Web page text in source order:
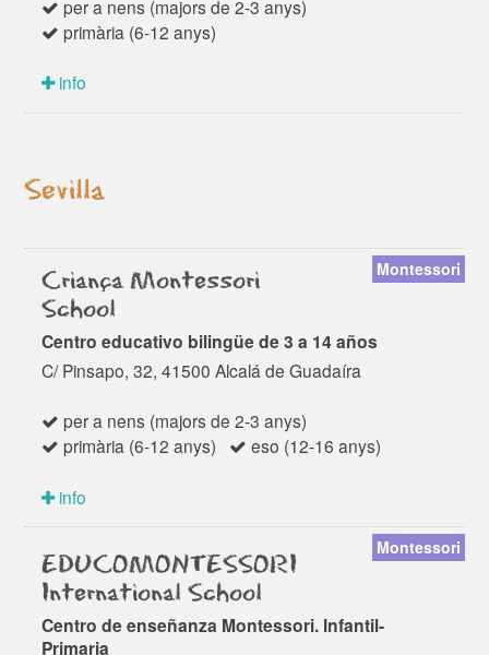
per a nens (majors de 2-3 anys)
primària (6-12 anys)
info
Sevilla
Criança Montessori
School
Montessori
Centro educativo bilingüe de 3 a 14 años
C/ Pinsapo, 32, 41500 Alcalá de Guadaíra
per a nens (majors de 2-3 anys)
primària (6-12 anys)
eso (12-16 anys)
info
EDUCOMONTESSORI
International School
Montessori
Centro de enseñanza Montessori. Infantil-
Primaria